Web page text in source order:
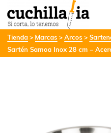
Tienda Marcas Arcos
Sartén Samoa Inox 28 cm –